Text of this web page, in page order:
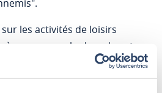
les activités de loisirs
à nous en parler lors de votre
ainsi que des documents
disposition dans les